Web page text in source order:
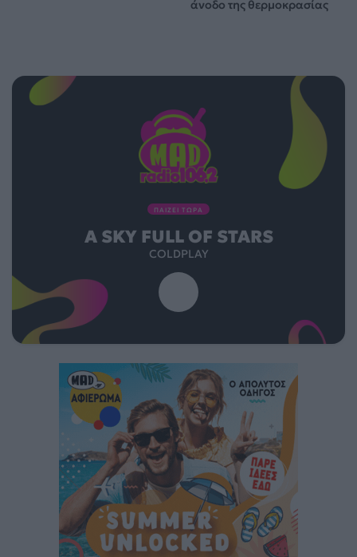
άνοδο της θερμοκρασίας
ΠΑΙΖΕΙ ΤΩΡΑ
A SKY FULL OF STARS
COLDPLAY